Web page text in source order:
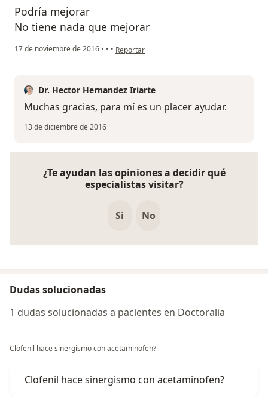
Podría mejorar
No tiene nada que mejorar
17 de noviembre de 2016 • • • en opinión del usuario Cuenta eliminada
Reportar
Dr. Hector Hernandez Iriarte
Muchas gracias, para mí es un placer ayudar.
13 de diciembre de 2016
¿Te ayudan las opiniones a decidir qué
especialistas visitar?
Si No
Dudas solucionadas
1 dudas solucionadas a pacientes en Doctoralia
Clofenil hace sinergismo con acetaminofen?
Clofenil hace sinergismo con acetaminofen?